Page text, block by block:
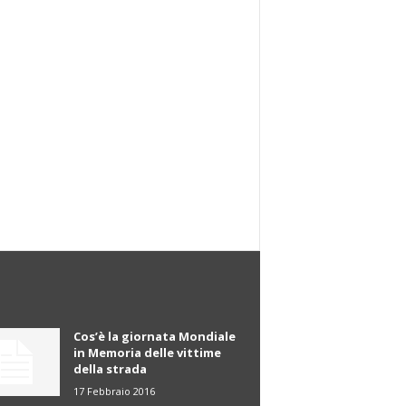
Cos’è la giornata Mondiale
in Memoria delle vittime
della strada
17 Febbraio 2016